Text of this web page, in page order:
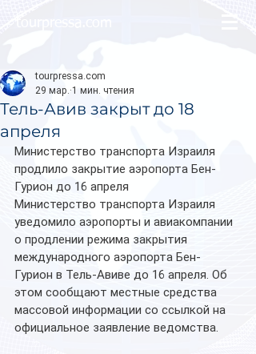
Тель-Авив закрыт до 18
апреля
tourpressa.com
29 мар. 1 мин. чтения
Министерство транспорта Израиля
продлило закрытие аэропорта Бен-
Гурион до 16 апреля
Министерство транспорта Израиля
уведомило аэропорты и авиакомпании
о продлении режима закрытия
международного аэропорта Бен-
Гурион в Тель-Авиве до 16 апреля. Об
этом сообщают местные средства
массовой информации со ссылкой на
официальное заявление ведомства.